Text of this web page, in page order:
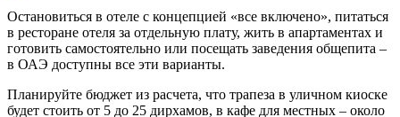
Остановиться в отеле с концепцией «все включено», питаться
в ресторане отеля за отдельную плату, жить в апартаментах и
готовить самостоятельно или посещать заведения общепита –
в ОАЭ доступны все эти варианты.
Планируйте бюджет из расчета, что трапеза в уличном киоске
будет стоить от 5 до 25 дирхамов, в кафе для местных – около